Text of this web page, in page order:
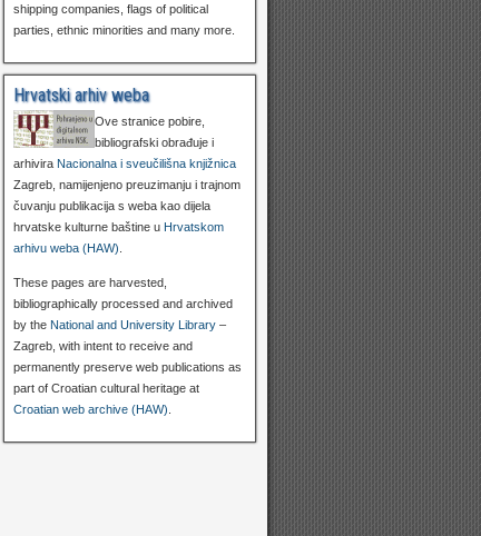
shipping companies, flags of political
parties, ethnic minorities and many more.
Hrvatski arhiv weba
Ove stranice pobire,
bibliografski obrađuje i
arhivira Nacionalna i sveučilišna knjižnica
Zagreb, namijenjeno preuzimanju i trajnom
čuvanju publikacija s weba kao dijela
hrvatske kulturne baštine u Hrvatskom
arhivu weba (HAW)
These pages are harvested,
bibliographically processed and archived
by the National and University Library–
Zagreb, with intent to receive and
permanently preserve web publications as
part of Croatian cultural heritage at
Croatian web archive (HAW)